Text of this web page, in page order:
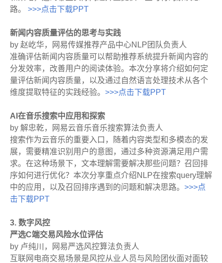
路。 >>>点击下载PPT
新闻内容质量评估的思考与实践
by 赵屹华，网易传媒推荐产品中心NLP团队负责人
准确评估新闻内容质量可以帮助推荐系统提升新闻内容的
分发效率，改善用户的阅读体验。本次分享将介绍如何定
量评估新闻内容质量，以及通过自然语言处理技术从各个
维度提取特征的实践经验。 >>>点击下载PPT
AI在音乐搜索中应用和探索
by 解忠乾，网易云音乐音乐搜索算法负责人
搜索作为云音乐的重要入口，随着内容类型和多模态的发
展，需要精准识别用户的意图，通过多种资源满足用户需
求。在这种场景下，文本理解需要解决那些问题？召回排
序如何进行优化？本次分享重点介绍NLP在搜索query理解
中的应用，以及召回排序遇到的问题和解决思路。 >>>点
击下载PPT
3. 数字风控
严选C端交易风险水位评估
by 卢纯川，网易严选风控算法负责人
互联网电商交易场景是风控从业人员与风险团伙面对面较